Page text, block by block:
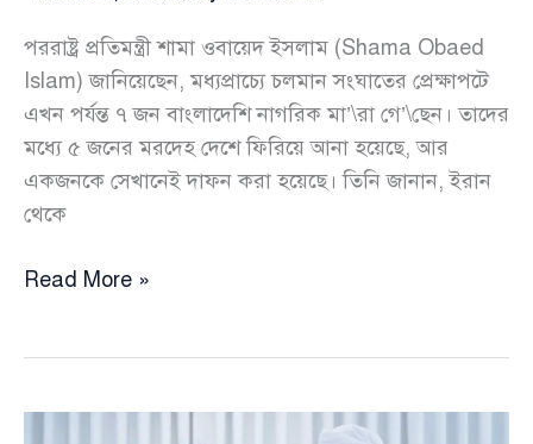
পররাষ্ট্র প্রতিমন্ত্রী শামা ওবায়েদ ইসলাম (Shama Obaed
Islam) জানিয়েছেন, মধ্যপ্রাচ্যে চলমান সংঘাতের প্রেক্ষাপটে
এখন পর্যন্ত ৭ জন বাংলাদেশি নাগরিক মা’\রা গে’\ছেন। তাদের
মধ্যে ৫ জনের মরদেহ দেশে ফিরিয়ে আনা হয়েছে, আর
একজনকে সেখানেই দাফন করা হয়েছে। তিনি জানান, ইরান
থেকে
মধ্যপ্রাচ্যের
মৃ’\ত্যু:
Read More »